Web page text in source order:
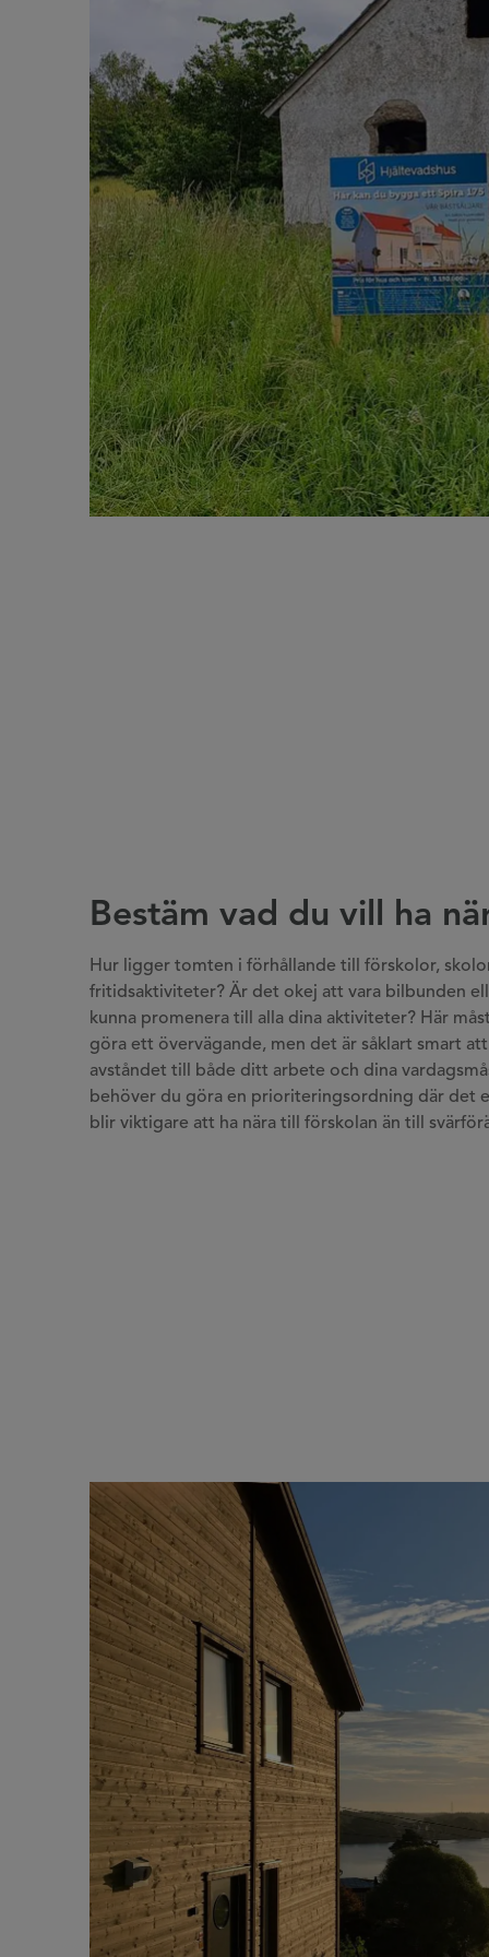
Bestäm vad du vill ha
Hur ligger tomten i förhållande till förskolor,
fritidsaktiviteter? Är det okej att vara bilbunden
kunna promenera till alla dina aktiviteter? Här
göra ett övervägande, men det är såklart smart
avståndet till både ditt arbete och dina
behöver du göra en prioriteringsordning där det
blir viktigare att ha nära till förskolan än till